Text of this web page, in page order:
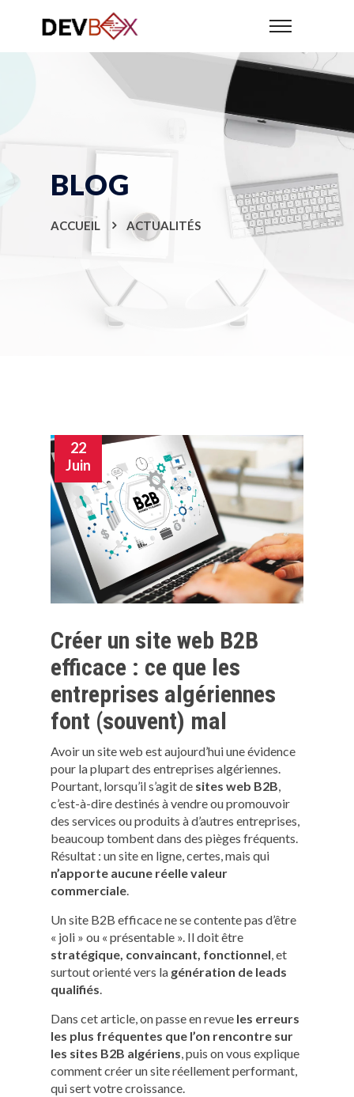
BLOG
ACCUEIL ACTUALITÉS
22
Juin
Créer un site web B2B
efficace : ce que les
entreprises algériennes
font (souvent) mal
Avoir un site web est aujourd’hui une évidence
pour la plupart des entreprises algériennes.
Pourtant, lorsqu’il s’agit de sites web B2B,
c’est-à-dire destinés à vendre ou promouvoir
des services ou produits à d’autres entreprises,
beaucoup tombent dans des pièges fréquents.
Résultat : un site en ligne, certes, mais qui
n’apporte aucune réelle valeur
commerciale.
Un site B2B efficace ne se contente pas d’être
« joli » ou « présentable ». Il doit être
stratégique, convaincant, fonctionnel, et
surtout orienté vers la génération de leads
qualifiés.
Dans cet article, on passe en revue les erreurs
les plus fréquentes que l’on rencontre sur
les sites B2B algériens, puis on vous explique
comment créer un site réellement performant,
qui sert votre croissance.